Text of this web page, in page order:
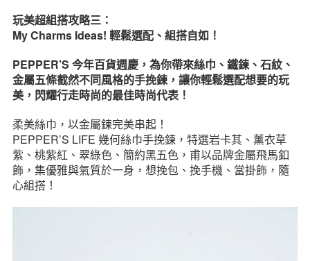
玩美超組搭攻略三：
My Charms Ideas! 輕鬆選配、組搭自如！
PEPPER’S 今年百貨週慶，為你帶來絲巾、鐵鍊、石紋、
金屬五條截然不同風格的手挽鍊，讓你輕鬆選配想要的玩
美，閃耀行走時尚的最佳時尚代表！
柔美絲巾，以金屬鍊完美串起！
PEPPER’S LIFE 幾何絲巾手挽鍊，特選岩卡其、薰衣草
紫、桃紫紅、翠綠色、簡約黑五色，甫以品牌金屬飛馬釦
飾，集優雅與氣質於一身，想挽包、挽手機、當掛飾，隨
心組搭！